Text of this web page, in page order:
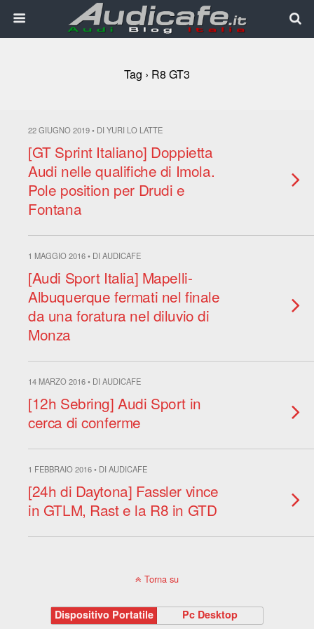
Tag › R8 GT3
22 GIUGNO 2019 • DI YURI LO LATTE
[GT Sprint Italiano] Doppietta
Audi nelle qualifiche di Imola.
Pole position per Drudi e
Fontana
1 MAGGIO 2016 • DI AUDICAFE
[Audi Sport Italia] Mapelli-
Albuquerque fermati nel finale
da una foratura nel diluvio di
Monza
14 MARZO 2016 • DI AUDICAFE
[12h Sebring] Audi Sport in
cerca di conferme
1 FEBBRAIO 2016 • DI AUDICAFE
[24h di Daytona] Fassler vince
in GTLM, Rast e la R8 in GTD
Torna su
Dispositivo Portatile Pc Desktop